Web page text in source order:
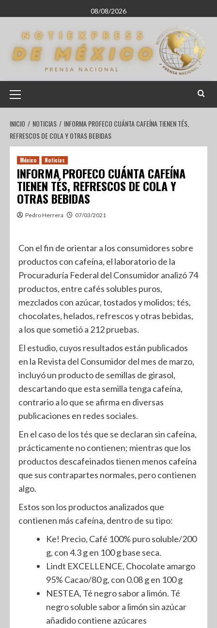
08/08/2026
INICIO NOTICIAS
INFORMA PROFECO CUÁNTA CAFEÍNA TIENEN TÉS,
REFRESCOS DE COLA Y OTRAS BEBIDAS
México Noticias
INFORMA PROFECO CUÁNTA CAFEÍNA
TIENEN TÉS, REFRESCOS DE COLA Y
OTRAS BEBIDAS
Pedro Herrera 07/03/2021
Con el fin de orientar a los consumidores sobre
productos con cafeína, el laboratorio de la
Procuraduría Federal del Consumidor analizó 74
productos, entre cafés solubles puros,
mezclados con azúcar, tostados y molidos; tés,
chocolates, helados, refrescos y otras bebidas,
a los que sometió a 212 pruebas.
El estudio, cuyos resultados están publicados
en la Revista del Consumidor del mes de marzo,
incluyó un producto de semillas de girasol,
descartando que esta semilla tenga cafeína,
contrario a lo que se afirma en diversas
publicaciones en redes sociales.
En el caso de los tés que se declaran sin cafeína,
prácticamente no contienen; mientras que los
productos descafeinados tienen menos cafeína
que sus contrapartes normales, pero contienen
algo.
Estos son los productos analizados que
contienen más cafeína, dentro de su tipo:
Ke! Precio, Café 100% puro soluble/200
g, con 4.3 g en 100 g base seca.
Lindt EXCELLENCE, Chocolate amargo
95% Cacao/80 g, con 0.08 g en 100 g
NESTEA, Té negro sabor a limón. Té
negro soluble sabor a limón sin azúcar
añadido contiene azúcares